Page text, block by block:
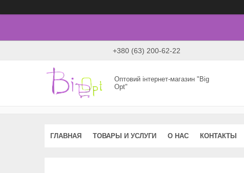
+380 (63) 200-62-22
Оптовий інтернет-магазин "Big
Opt"
ГЛАВНАЯ ТОВАРЫ И УСЛУГИ О НАС КОНТАКТЫ